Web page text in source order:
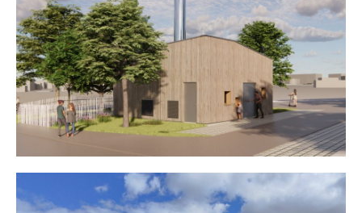
Chaufferie Biomasse LCSE